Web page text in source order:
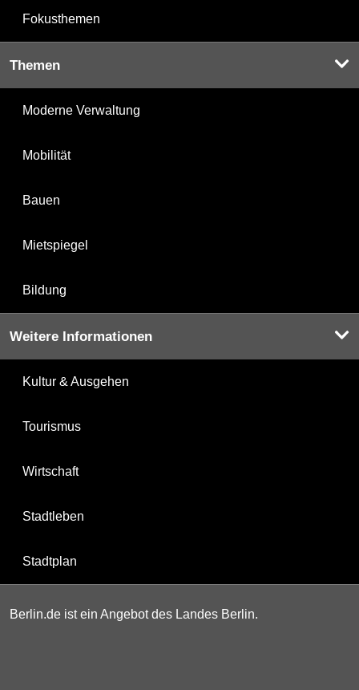
Fokusthemen
Themen
Moderne Verwaltung
Mobilität
Bauen
Mietspiegel
Bildung
Weitere Informationen
Kultur & Ausgehen
Tourismus
Wirtschaft
Stadtleben
Stadtplan
Berlin.de ist ein Angebot des Landes Berlin.